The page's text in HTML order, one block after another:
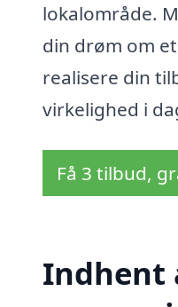
lokalområde.
din drøm om
realisere din
virkelighed i
Få 3 tilbud,
Indhent